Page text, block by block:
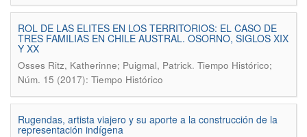
ROL DE LAS ELITES EN LOS TERRITORIOS: EL CASO DE
TRES FAMILIAS EN CHILE AUSTRAL. OSORNO, SIGLOS XIX
Y XX
Osses Ritz, Katherinne; Puigmal, Patrick. Tiempo Histórico;
Núm. 15 (2017): Tiempo Histórico
Rugendas, artista viajero y su aporte a la construcción de la
representación indígena